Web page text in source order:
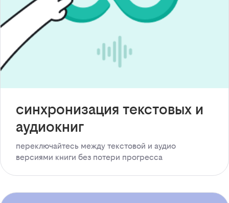
синхронизация текстовых и
аудиокниг
переключайтесь между текстовой и аудио
версиями книги без потери прогресса